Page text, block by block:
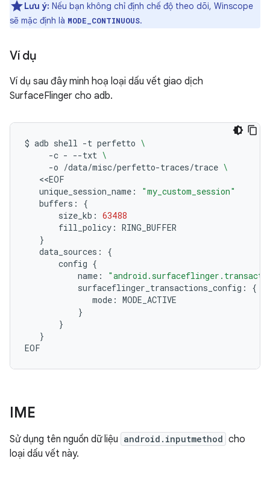
Lưu ý: Nếu bạn không chỉ định chế độ theo dõi, Winscope
sẽ mặc định là MODE_CONTINUOUS.
Ví dụ
Ví dụ sau đây minh hoạ loại dấu vết giao dịch
SurfaceFlinger cho adb.
$ adb shell -t perfetto \
-c - --txt \
-o /data/misc/perfetto-traces/trace \
unique_session_name:
"my_custom_session"
buffers:
{
size_kb: 63488
fill_policy:
}
data_sources:
{
config {
name:
surfaceflinger_transactions_config:
{
mode:
}
}
}
IME
Sử dụng tên nguồn dữ liệu android.inputmethod cho
loại dấu vết này.